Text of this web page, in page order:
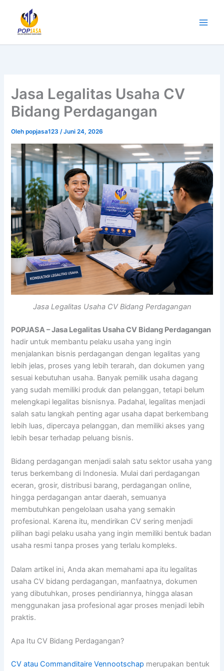
konten
Jasa Legalitas Usaha CV
Bidang Perdagangan
Olehpopjasa123/Juni 24, 2026
Jasa Legalitas Usaha CV Bidang Perdagangan
POPJASA – Jasa Legalitas Usaha CV Bidang Perdagangan
hadir untuk membantu pelaku usaha yang ingin
menjalankan bisnis perdagangan dengan legalitas yang
lebih jelas, proses yang lebih terarah, dan dokumen yang
sesuai kebutuhan usaha. Banyak pemilik usaha dagang
yang sudah memiliki produk dan pelanggan, tetapi belum
melengkapi legalitas bisnisnya. Padahal, legalitas menjadi
salah satu langkah penting agar usaha dapat berkembang
lebih luas, dipercaya pelanggan, dan memiliki akses yang
lebih besar terhadap peluang bisnis.
Bidang perdagangan menjadi salah satu sektor usaha yang
terus berkembang di Indonesia. Mulai dari perdagangan
eceran, grosir, distribusi barang, perdagangan online,
hingga perdagangan antar daerah, semuanya
membutuhkan pengelolaan usaha yang semakin
profesional. Karena itu, mendirikan CV sering menjadi
pilihan bagi pelaku usaha yang ingin memiliki bentuk badan
usaha resmi tanpa proses yang terlalu kompleks.
Dalam artikel ini, Anda akan memahami apa itu legalitas
usaha CV bidang perdagangan, manfaatnya, dokumen
yang dibutuhkan, proses pendiriannya, hingga alasan
menggunakan jasa profesional agar proses menjadi lebih
praktis.
Apa Itu CV Bidang Perdagangan?
CV atau Commanditaire Vennootschap merupakan bentuk